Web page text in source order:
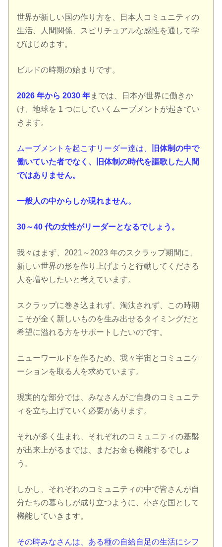
世界が新しい国の作り方を、日本人コミュニティの
生活、人間関係、スピリチュアルな感性を通して学
びはじめます。
ビルドの時期の始まりです。
2026 年から 2030 年までは、日本が世界に働きか
け、地球を 1 つにしていくムーブメントが起きてい
きます。
ムーブメントを起こすリーダー達は、
旧体制の中で
働いていた者でなく、旧体制の時代を謳歌した人間
ではありません。
一般人の中からしか現れません。
30～40 代の女性がリーダーとなるでしょう。
我々はまず、2021～2023 年のスクラップ期間に、
新しい世界の形を作り上げようと行動してくださる
人を増やしたいと考えています。
スクラップに巻き込まれず、淘汰されず、この時期
こそが全く新しいものを生み出せるタイミングだと
希望に溢れる方をサポートしたいのです。
ニューワールドを作るため、我々宇宙とコミュニケ
ーションを取る人を求めています。
現実的な部分では、みなさんがご自身のコミュニテ
ィを立ち上げていく必要があります。
それが多く生まれ、それぞれのコミュニティの基盤
が出来上がるまでは、まだお金も機能するでしょ
う。
しかし、それぞれのコミュニティの中で皆さんが自
分たちの暮らしが成り立つように、小さな国として
機能していきます。
その時みなさんは、ある種の自給自足の生活にシフ